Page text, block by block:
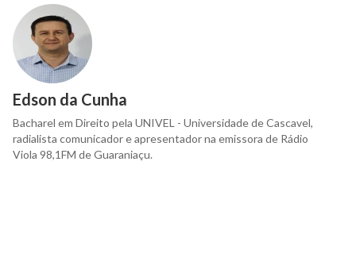
Edson da Cunha
Bacharel em Direito pela UNIVEL - Universidade de Cascavel,
radialista comunicador e apresentador na emissora de Rádio
Viola 98,1FM de Guaraniaçu.